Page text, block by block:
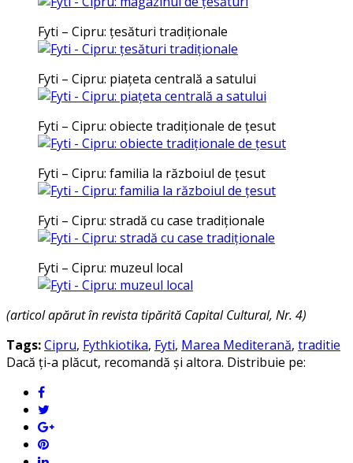
Fyti – Cipru: ţesături tradiţionale
Fyti – Cipru: piaţeta centrală a satului
Fyti – Cipru: obiecte tradiţionale de ţesut
Fyti – Cipru: familia la războiul de ţesut
Fyti – Cipru: stradă cu case tradiţionale
Fyti – Cipru: muzeul local
(articol apărut în revista tipărită Capital Cultural, Nr. 4)
Tags:Cipru, Fythkiotika, Fyti, Marea Mediterană, traditie
Dacă ți-a plăcut, recomandă și altora. Distribuie pe: